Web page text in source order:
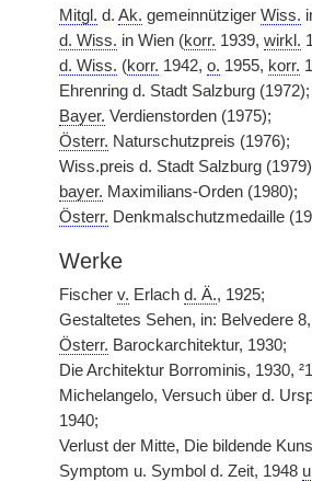
Mitgl. d. Ak. gemeinnütziger Wiss.
d. Wiss. in Wien (korr. 1939, wirkl.
d. Wiss. (korr. 1942, o. 1955, korr.
Ehrenring d. Stadt Salzburg (1972);
Bayer. Verdienstorden (1975);
Österr. Naturschutzpreis (1976);
Wiss.preis d. Stadt Salzburg
bayer. Maximilians-Orden (1980);
Österr. Denkmalschutzmedaille
Werke
Fischer v. Erlach d. Ä., 1925;
Gestaltetes Sehen, in: Belvedere
Österr. Barockarchitektur, 1930;
Die Architektur Borrominis, 1930,
Michelangelo, Versuch über d.
1940;
Verlust der Mitte, Die bildende
Symptom u. Symbol d. Zeit, 1948